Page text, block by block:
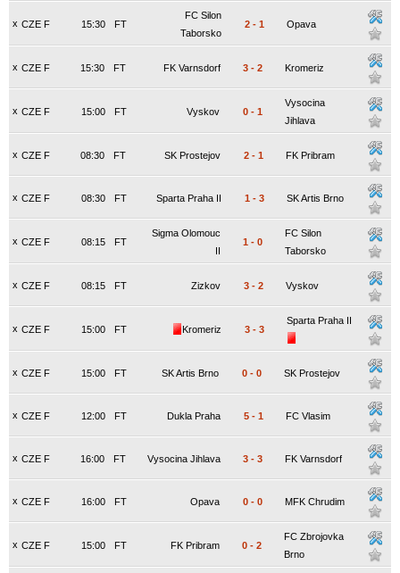
x CZE F FT
15:30
FC Silon
Taborsko
2 - 1 Opava
x CZE F FT
15:30 FK Varnsdorf 3 - 2 Kromeriz
x CZE F FT
15:00 Vyskov 0 - 1
Vysocina
Jihlava
x CZE F FT
08:30 SK Prostejov 2 - 1 FK Pribram
x CZE F FT
08:30 Sparta Praha II 1 - 3 SK Artis Brno
x CZE F FT
08:15
Sigma Olomouc
II
1 - 0
FC Silon
Taborsko
x CZE F FT
08:15 Zizkov 3 - 2 Vyskov
x CZE F FT
15:00 Kromeriz 3 - 3
Sparta Praha II
x CZE F FT
15:00 SK Artis Brno 0 - 0 SK Prostejov
x CZE F FT
12:00 Dukla Praha 5 - 1 FC Vlasim
x CZE F FT
16:00 Vysocina Jihlava 3 - 3 FK Varnsdorf
x CZE F FT
16:00 Opava 0 - 0 MFK Chrudim
x CZE F FT
15:00 FK Pribram 0 - 2
FC Zbrojovka
Brno